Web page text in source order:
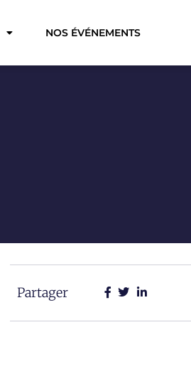
NOS ÉVÉNEMENTS
Partager